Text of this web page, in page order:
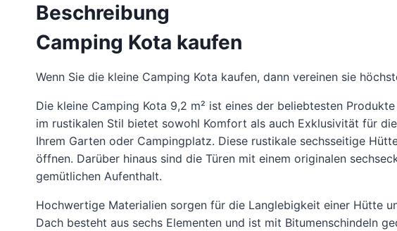
Beschreibung
Camping Kota kaufen
Wenn Sie die kleine Camping Kota kaufen, dann vereinen sie
Die kleine Camping Kota 9,2 m² ist eines der beliebtesten
im rustikalen Stil bietet sowohl Komfort als auch Exklusivität für
Ihrem Garten oder Campingplatz. Diese rustikale sechsseitige
öffnen. Darüber hinaus sind die Türen mit einem originalen
gemütlichen Aufenthalt.
Hochwertige Materialien sorgen für die Langlebigkeit einer Hütte
Dach besteht aus sechs Elementen und ist mit Bitumenschindeln